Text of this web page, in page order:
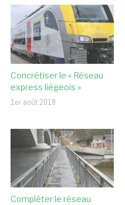
Concrétiser le « Réseau
express liégeois »
1er août 2018
Compléter le réseau